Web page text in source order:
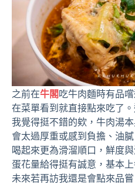
之前在牛閣 吃牛肉麵時有品
在菜單看到就直接點來吃了
我覺得挺不錯的欸，牛肉湯
會太過厚重或感到負擔、油
喝起來更為滑溜順口，鮮度
蛋花量給得挺有誠意，基本
未來若再訪我還是會點來品